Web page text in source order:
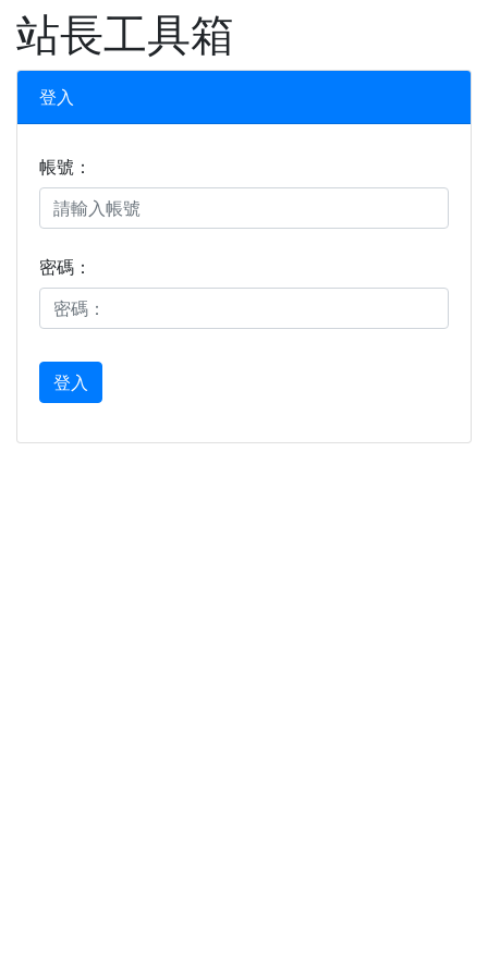
XOOPS
站長工具箱
登入
帳號：
密碼：
登入